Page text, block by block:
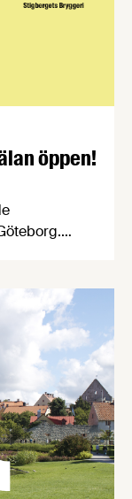
öppen!
som är
koll på.